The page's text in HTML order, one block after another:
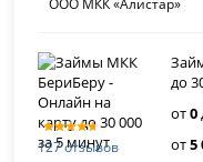
ООО МКК «Алистар»
127 отзывов
до
от0
от5